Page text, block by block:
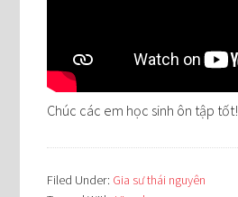
Chúc các em học sinh ôn tập tốt!
Filed Under: Gia sư thái nguyên